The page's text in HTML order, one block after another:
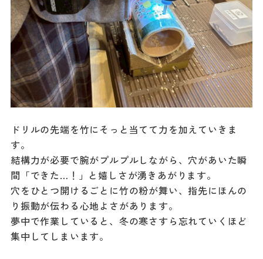
ドリルの先端を竹にそっと当てて力を加えていきま
す。
結構力が必要で腕がプルプルしながら、穴があいた瞬
間「できた…！」と嬉しさが湧きあがります。
穴をひとつ開けるごとに竹の粉が舞い、指先にほんの
り振動が伝わる心地よさがあります。
夢中で作業していると、冬の寒さすら忘れていくほど
集中してしまいます。